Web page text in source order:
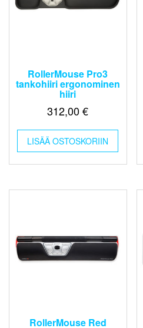
RollerMouse Pro3
tankohiiri ergonominen
hiiri
312,00€
LISÄÄ OSTOSKORIIN
RollerMouse Red